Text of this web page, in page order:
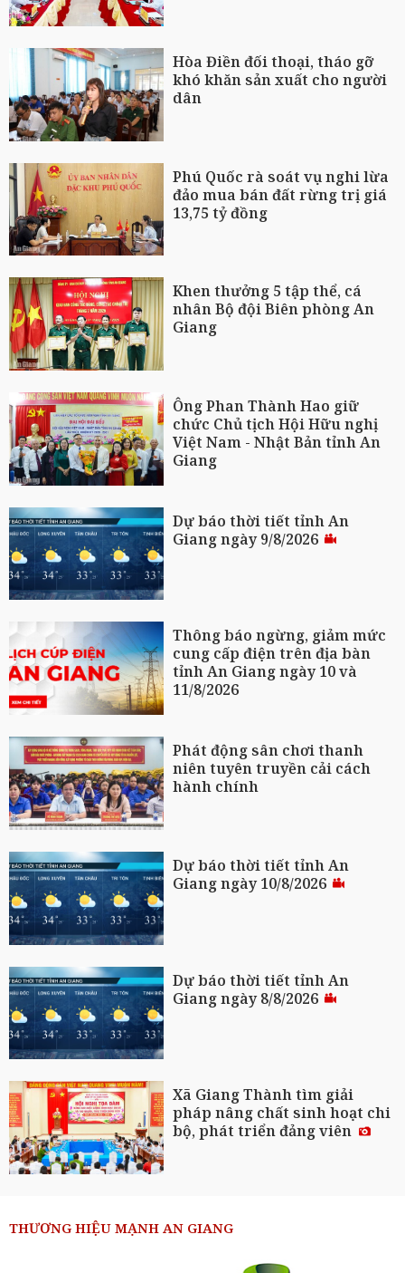
Hòa Điền đối thoại, tháo gỡ
khó khăn sản xuất cho người
dân
Phú Quốc rà soát vụ nghi lừa
đảo mua bán đất rừng trị giá
13,75 tỷ đồng
Khen thưởng 5 tập thể, cá
nhân Bộ đội Biên phòng An
Giang
Ông Phan Thành Hao giữ
chức Chủ tịch Hội Hữu nghị
Việt Nam - Nhật Bản tỉnh An
Giang
Dự báo thời tiết tỉnh An
Giang ngày 9/8/2026
Thông báo ngừng, giảm mức
cung cấp điện trên địa bàn
tỉnh An Giang ngày 10 và
11/8/2026
Phát động sân chơi thanh
niên tuyên truyền cải cách
hành chính
Dự báo thời tiết tỉnh An
Giang ngày 10/8/2026
Dự báo thời tiết tỉnh An
Giang ngày 8/8/2026
Xã Giang Thành tìm giải
pháp nâng chất sinh hoạt chi
bộ, phát triển đảng viên
THƯƠNG HIỆU MẠNH AN GIANG